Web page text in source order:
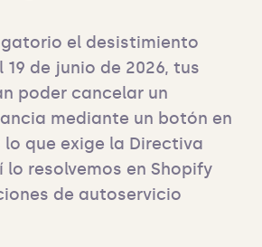
el desistimiento
19 de junio de 2026, tus
poder cancelar un
mediante un botón en
lo que exige la Directiva
lo resolvemos en Shopify
de autoservicio